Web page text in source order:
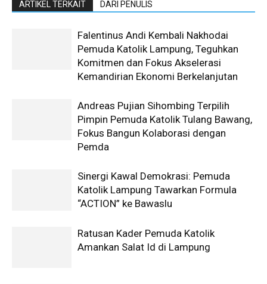
ARTIKEL TERKAIT DARI PENULIS
Falentinus Andi Kembali Nakhodai
Pemuda Katolik Lampung, Teguhkan
Komitmen dan Fokus Akselerasi
Kemandirian Ekonomi Berkelanjutan
Andreas Pujian Sihombing Terpilih
Pimpin Pemuda Katolik Tulang Bawang,
Fokus Bangun Kolaborasi dengan
Pemda
Sinergi Kawal Demokrasi: Pemuda
Katolik Lampung Tawarkan Formula
“ACTION” ke Bawaslu
Ratusan Kader Pemuda Katolik
Amankan Salat Id di Lampung